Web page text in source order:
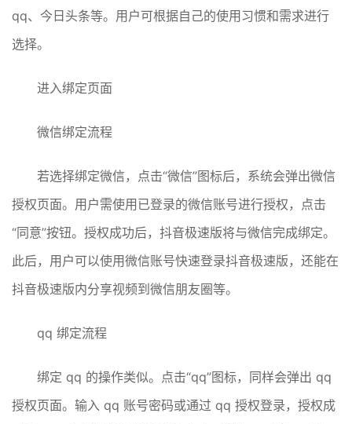
qq、今日头条等。用户可根据自己的使用习惯和需求进行
选择。
进入绑定页面
微信绑定流程
若选择绑定微信，点击“微信”图标后，系统会弹出微信
授权页面。用户需使用已登录的微信账号进行授权，点击
“同意”按钮。授权成功后，抖音极速版将与微信完成绑定。
此后，用户可以使用微信账号快速登录抖音极速版，还能在
抖音极速版内分享视频到微信朋友圈等。
qq 绑定流程
绑定 qq 的操作类似。点击“qq”图标，同样会弹出 qq
授权页面。输入 qq 账号密码或通过 qq 授权登录，授权成